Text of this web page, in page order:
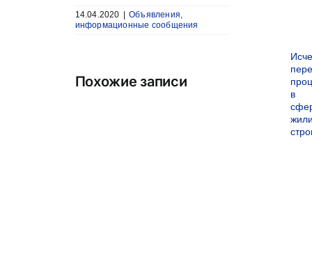
14.04.2020
Объявления,
информационные сообщения
Похожие записи
в